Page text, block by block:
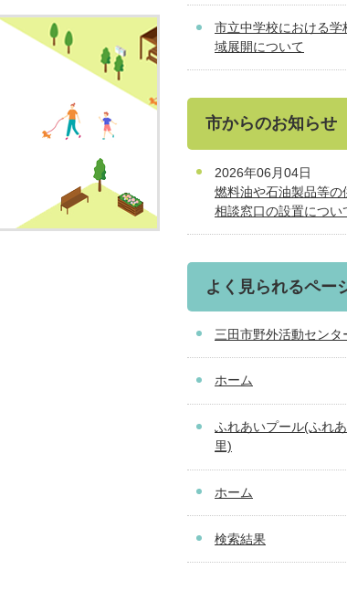
市立中学校における学
域展開について
市からのお知らせ
2026年06月04日
燃料油や石油製品等の
相談窓口の設置につい
よく見られるペー
三田市野外活動センタ
ホーム
ふれあいプール(ふれ
里)
ホーム
検索結果